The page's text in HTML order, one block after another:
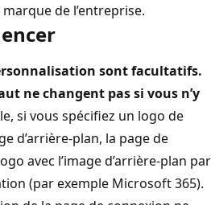
de l’entreprise.
sont facultatifs.
ne changent pas si vous n’y
si vous spécifiez un logo de
d’arrière-plan, la page de
avec l’image d’arrière-plan par
(par exemple Microsoft 365).